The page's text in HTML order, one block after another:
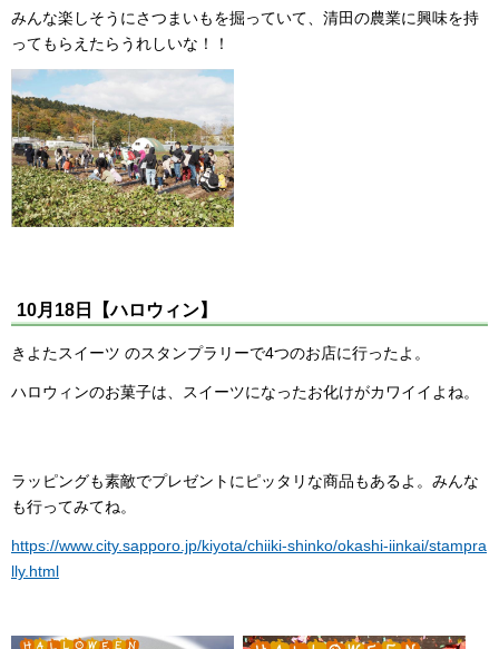
みんな楽しそうにさつまいもを掘っていて、清田の農業に興味を持
ってもらえたらうれしいな！！
10月18日【ハロウィン】
きよたスイーツ のスタンプラリーで4つのお店に行ったよ。
ハロウィンのお菓子は、スイーツになったお化けがカワイイよね。
ラッピングも素敵でプレゼントにピッタリな商品もあるよ。みんな
も行ってみてね。
https://www.city.sapporo.jp/kiyota/chiiki-shinko/okashi-iinkai/stampra
lly.html